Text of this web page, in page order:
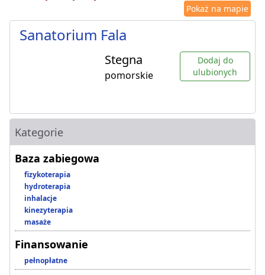
Pokaż na mapie
Sanatorium Fala
Stegna
pomorskie
Dodaj do
ulubionych
Kategorie
Baza zabiegowa
fizykoterapia
hydroterapia
inhalacje
kinezyterapia
masaże
Finansowanie
pełnopłatne